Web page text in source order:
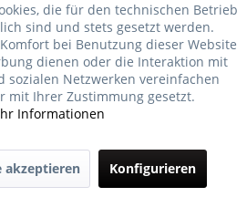
die für den technischen Betrieb
sind und stets gesetzt werden.
bei Benutzung dieser Website
dienen oder die Interaktion mit
sozialen Netzwerken vereinfachen
mit Ihrer Zustimmung gesetzt.
Informationen
akzeptieren Konfigurieren